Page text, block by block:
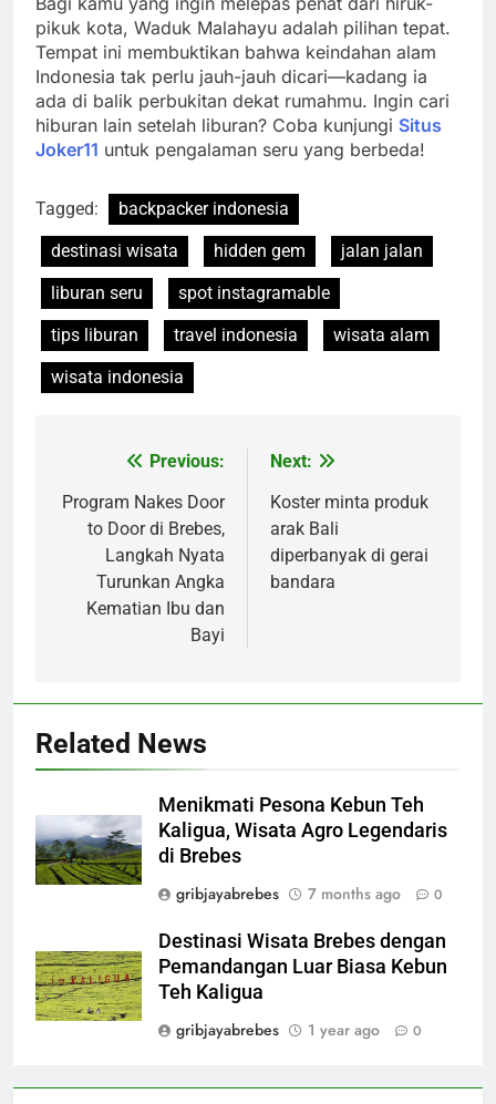
pikuk kota, Waduk Malahayu adalah pilihan tepat.
Tempat ini membuktikan bahwa keindahan alam
Indonesia tak perlu jauh-jauh dicari—kadang ia
ada di balik perbukitan dekat rumahmu. Ingin cari
hiburan lain setelah liburan? Coba kunjungi Situs
Joker11 untuk pengalaman seru yang berbeda!
Tagged:
backpacker indonesia
destinasi wisata
hidden gem
jalan jalan
liburan seru
spot instagramable
tips liburan
travel indonesia
wisata alam
wisata indonesia
navigation
Previous:
Program Nakes Door
to Door di Brebes,
Langkah Nyata
Turunkan Angka
Kematian Ibu dan
Bayi
Next:
Koster minta produk
arak Bali
diperbanyak di gerai
bandara
Related News
Menikmati Pesona Kebun Teh
Kaligua, Wisata Agro Legendaris
di Brebes
gribjayabrebes
7 months ago 0
Destinasi Wisata Brebes dengan
Pemandangan Luar Biasa Kebun
Teh Kaligua
gribjayabrebes
1 year ago 0